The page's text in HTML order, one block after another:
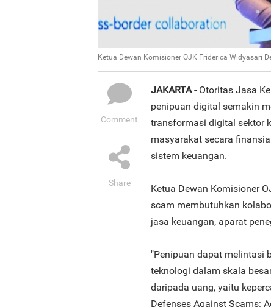
Ketua Dewan Komisioner OJK Friderica Widyasari
Comment
Share
JAKARTA- Otoritas Jasa
penipuan digital semakin
transformasi digital sektor
masyarakat secara
sistem keuangan.
Ketua Dewan Komisioner
scam membutuhkan
jasa keuangan, aparat
"Penipuan dapat melintasi
teknologi dalam skala
daripada uang, yaitu
Defenses Against Scams: